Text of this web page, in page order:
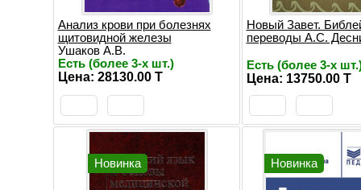
Анализ крови при болезнях
щитовидной железы
Ушаков А.В.
Есть (более 3-х шт.)
Цена: 28130.00 T
Новый Завет.
переводы А.С.
Есть (более 3-х
Цена: 13750.00 T
Новинка Новинка